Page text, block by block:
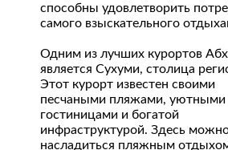
способны удовлетворить
самого взыскательного
Одним из лучших курортов
является Сухуми, столица
Этот курорт известен своими
песчаными пляжами, уютными
гостиницами и богатой
инфраструктурой. Здесь
насладиться пляжным